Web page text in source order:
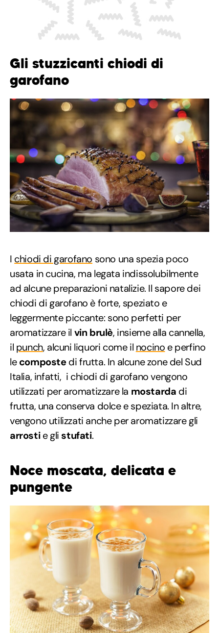
Gli stuzzicanti chiodi di
garofano
I chiodi di garofano sono una spezia poco
usata in cucina, ma legata indissolubilmente
ad alcune preparazioni natalizie. Il sapore dei
chiodi di garofano è forte, speziato e
leggermente piccante: sono perfetti per
aromatizzare il vin brulè, insieme alla cannella,
il punch, alcuni liquori come il nocino e perfino
lecompostedi frutta. In alcune zone del Sud
Italia, infatti, i chiodi di garofano vengono
utilizzati per aromatizzare la mostarda di
frutta, una conserva dolce e speziata. In altre,
vengono utilizzati anche per aromatizzare gli
arrostie gli stufati.
Noce moscata, delicata e
pungente